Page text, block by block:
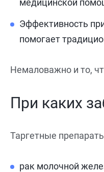
медицинской
Эффективность
помогает
Немаловажно и то,
При каких
Таргетные
рак молочной